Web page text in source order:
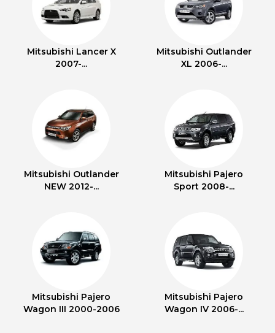
Mitsubishi Lancer X
2007-...
Mitsubishi Outlander
XL 2006-...
Mitsubishi Outlander
NEW 2012-...
Mitsubishi Pajero
Sport 2008-...
Mitsubishi Pajero
Wagon III 2000-2006
Mitsubishi Pajero
Wagon IV 2006-...